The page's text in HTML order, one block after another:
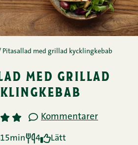
Pitasallad med grillad kycklingkebab
med grillad
4 5 Kommentarer
15min 4 Lätt